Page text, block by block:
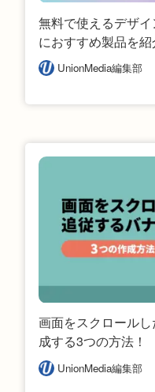
無料で使えるデザ
におすすめ製品を紹
UnionMedia編集部
画面をスクロール
成する3つの方法！
UnionMedia編集部